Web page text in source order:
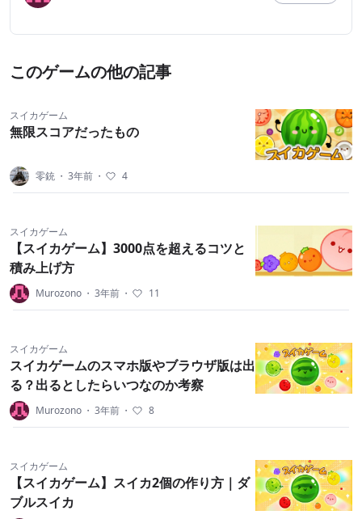
このゲームの他の記事
スイカゲーム
無限スコアだったもの
零銃 ・ 3年前 ・ 4
スイカゲーム
【スイカゲーム】3000点を超えるコツと
積み上げ方
Murozono ・ 3年前 ・ 11
スイカゲーム
スイカゲームのスマホ版やブラウザ版は出
る？出るとしたらいつなのか考察
Murozono ・ 3年前 ・ 8
スイカゲーム
【スイカゲーム】スイカ2個の作り方｜ダ
ブルスイカ